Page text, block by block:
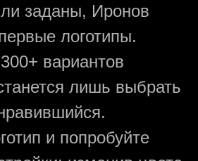
заданы, Иронов
логотипы.
вариантов
лишь выбрать
и попробуйте